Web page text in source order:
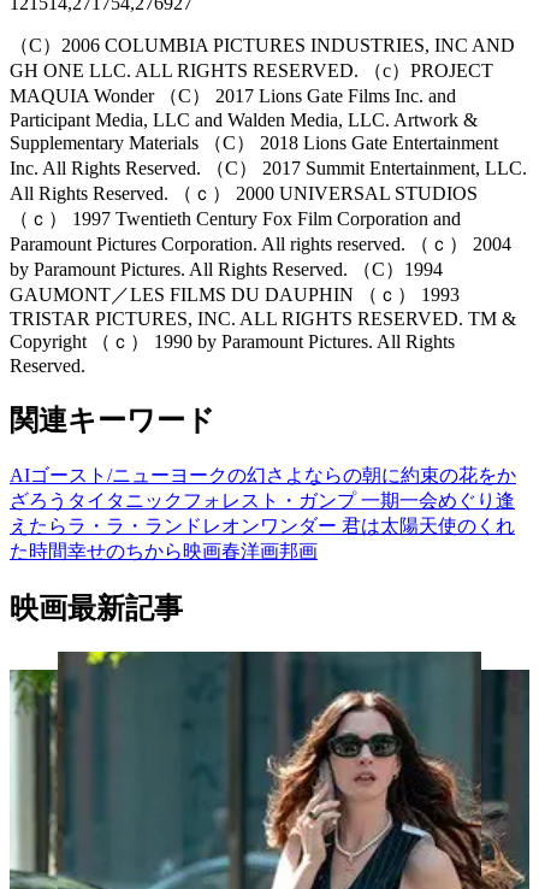
（C）2006 COLUMBIA PICTURES INDUSTRIES, INC AND
GH ONE LLC. ALL RIGHTS RESERVED. （c）PROJECT
MAQUIA Wonder （C） 2017 Lions Gate Films Inc. and
Participant Media, LLC and Walden Media, LLC. Artwork &
Supplementary Materials （C） 2018 Lions Gate Entertainment
Inc. All Rights Reserved. （C） 2017 Summit Entertainment, LLC.
All Rights Reserved. （ｃ） 2000 UNIVERSAL STUDIOS
（ｃ） 1997 Twentieth Century Fox Film Corporation and
Paramount Pictures Corporation. All rights reserved. （ｃ） 2004
by Paramount Pictures. All Rights Reserved. （C）1994
GAUMONT／LES FILMS DU DAUPHIN （ｃ） 1993
TRISTAR PICTURES, INC. ALL RIGHTS RESERVED. TM &
Copyright （ｃ） 1990 by Paramount Pictures. All Rights
Reserved.
関連キーワード
AIゴースト/ニューヨークの幻さよならの朝に約束の花をか
ざろう タイタニックフォレスト・ガンプ 一期一会めぐり逢
えたらラ・ラ・ランド レオンワンダー 君は太陽天使のくれ
た時間幸せのちから映画春洋画邦画
映画最新記事